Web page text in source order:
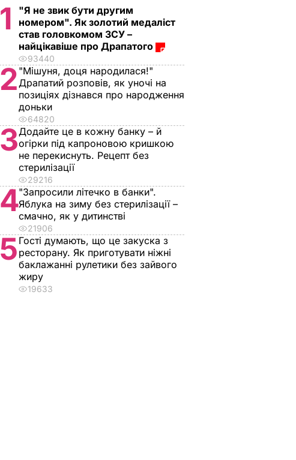
1
"Я не звик бути другим
номером". Як золотий медаліст
став головкомом ЗСУ –
найцікавіше про Драпатого
93440
2 "Мішуня, доця народилася!"
Драпатий розповів, як уночі на
позиціях дізнався про народження
доньки
64820
3Додайте це в кожну банку – й
огірки під капроновою кришкою
не перекиснуть. Рецепт без
стерилізації
29216
4"Запросили літечко в банки".
Яблука на зиму без стерилізації –
смачно, як у дитинстві
21906
5 Гості думають, що це закуска з
ресторану. Як приготувати ніжні
баклажанні рулетики без зайвого
жиру
19633